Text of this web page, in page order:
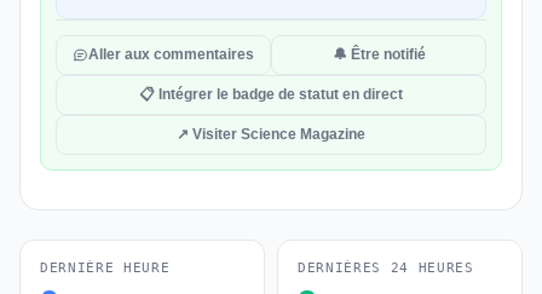
Aller aux commentaires 🔔 Être notifié
📋 Intégrer le badge de statut en direct
↗ Visiter Science Magazine
DERNIÈRE HEURE DERNIÈRES 24 HEURES